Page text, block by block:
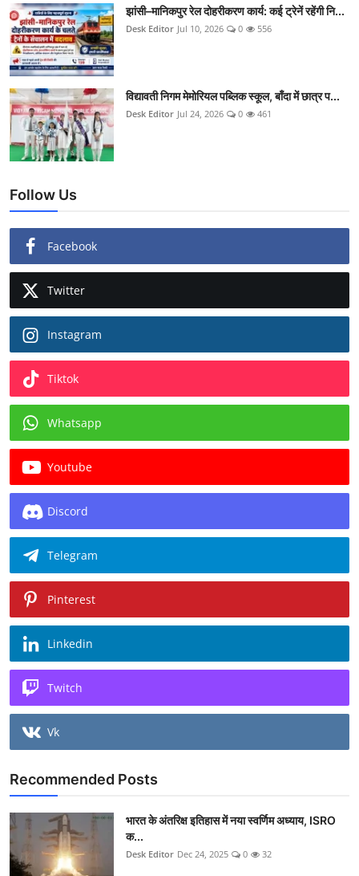
झांसी–मानिकपुर रेल दोहरीकरण कार्य: कई ट्रेनें रहेंगी नि...
Desk Editor Jul 10, 2026 0 556
विद्यावती निगम मेमोरियल पब्लिक स्कूल, बाँदा में छात्र प...
Desk Editor Jul 24, 2026 0 461
Follow Us
Facebook
Twitter
Instagram
Tiktok
Whatsapp
Youtube
Discord
Telegram
Pinterest
Linkedin
Twitch
Vk
Recommended Posts
भारत के अंतरिक्ष इतिहास में नया स्वर्णिम अध्याय, ISRO
क...
Desk Editor Dec 24, 2025 0 32